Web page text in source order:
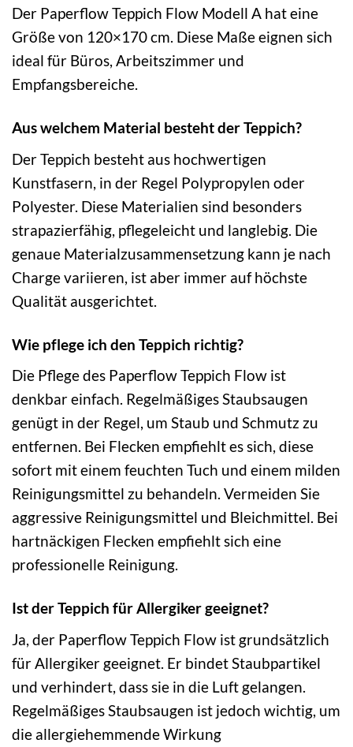
Der Paperflow Teppich Flow Modell A hat eine
Größe von 120×170 cm. Diese Maße eignen sich
ideal für Büros, Arbeitszimmer und
Empfangsbereiche.
Aus welchem Material besteht der Teppich?
Der Teppich besteht aus hochwertigen
Kunstfasern, in der Regel Polypropylen oder
Polyester. Diese Materialien sind besonders
strapazierfähig, pflegeleicht und langlebig. Die
genaue Materialzusammensetzung kann je nach
Charge variieren, ist aber immer auf höchste
Qualität ausgerichtet.
Wie pflege ich den Teppich richtig?
Die Pflege des Paperflow Teppich Flow ist
denkbar einfach. Regelmäßiges Staubsaugen
genügt in der Regel, um Staub und Schmutz zu
entfernen. Bei Flecken empfiehlt es sich, diese
sofort mit einem feuchten Tuch und einem milden
Reinigungsmittel zu behandeln. Vermeiden Sie
aggressive Reinigungsmittel und Bleichmittel. Bei
hartnäckigen Flecken empfiehlt sich eine
professionelle Reinigung.
Ist der Teppich für Allergiker geeignet?
Ja, der Paperflow Teppich Flow ist grundsätzlich
für Allergiker geeignet. Er bindet Staubpartikel
und verhindert, dass sie in die Luft gelangen.
Regelmäßiges Staubsaugen ist jedoch wichtig, um
die allergiehemmende Wirkung